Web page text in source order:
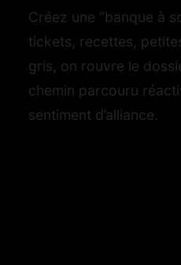
Créez une “banque à
tickets, recettes,
gris, on rouvre le
chemin parcouru
sentiment d’alliance.